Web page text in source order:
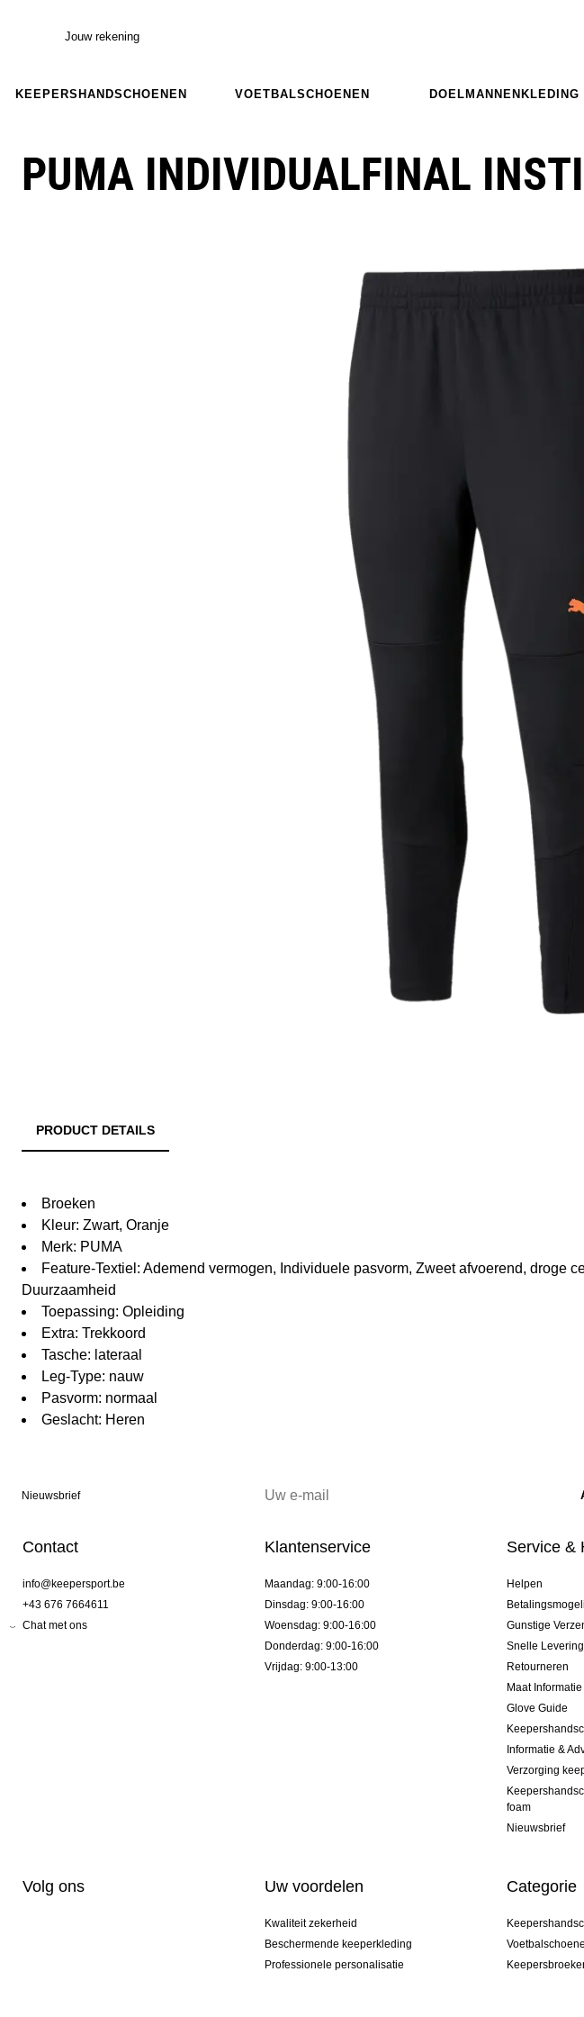
Jouw rekening
KEEPERSHANDSCHOENEN VOETBALSCHOENEN DOELMANNENKLEDING
PUMA INDIVIDUALFINAL
PRODUCT DETAILS
Broeken
Kleur: Zwart, Oranje
Merk: PUMA
Feature-Textiel: Ademend vermogen, Individuele pasvorm, Zweet afvoerend, droge
Duurzaamheid
Toepassing: Opleiding
Extra: Trekkoord
Tasche: lateraal
Leg-Type: nauw
Pasvorm: normaal
Geslacht: Heren
Nieuwsbrief
Contact
info@keepersport.be
+43 676 7664611
Chat met ons
Klantenservice
Maandag: 9:00-16:00
Dinsdag: 9:00-16:00
Woensdag: 9:00-16:00
Donderdag: 9:00-16:00
Vrijdag: 9:00-13:00
Service &
Helpen
Gunstige
Snelle Levering
Retourneren
Maat Informatie
Glove Guide
Informatie &
Verzorging
foam
Nieuwsbrief
Volg ons Uw voordelen
Kwaliteit zekerheid
Beschermende keeperkleding
Professionele personalisatie
Categorie